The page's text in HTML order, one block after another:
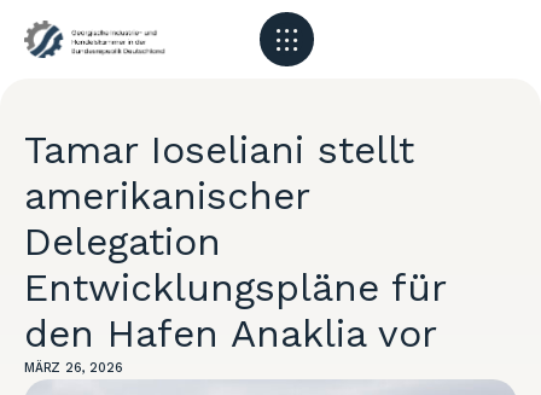
Tamar Ioseliani stellt
amerikanischer
Delegation
Entwicklungspläne für
den Hafen Anaklia vor
MÄRZ 26, 2026